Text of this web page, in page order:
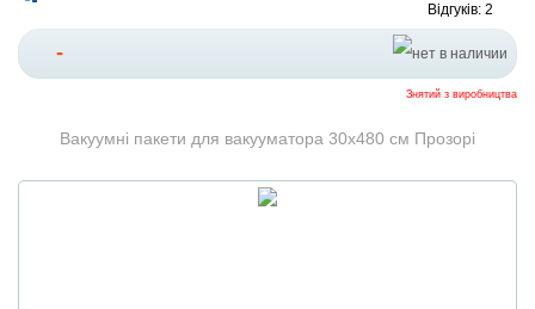
Відгуків: 2
-
Знятий з виробництва
Вакуумні пакети для вакууматора 30x480 см Прозорі